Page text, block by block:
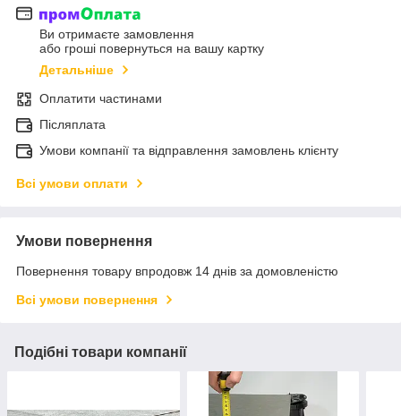
Ви отримаєте замовлення
або гроші повернуться на вашу картку
Детальніше
Оплатити частинами
Післяплата
Умови компанії та відправлення замовлень клієнту
Всі умови оплати
Умови повернення
Повернення товару впродовж 14 днів за домовленістю
Всі умови повернення
Подібні товари компанії